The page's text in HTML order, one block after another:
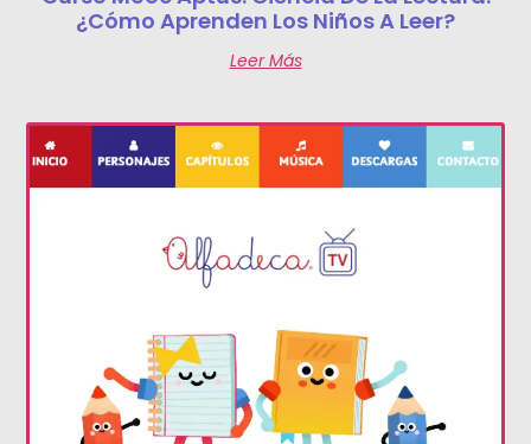
¿cómo Aprenden Los Niños A Leer?
Leer Más